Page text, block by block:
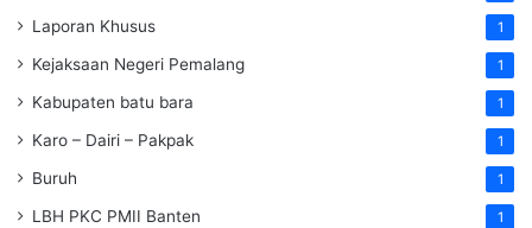
Laporan Khusus 1
Kejaksaan Negeri Pemalang 1
Kabupaten batu bara 1
Karo – Dairi – Pakpak 1
Buruh 1
LBH PKC PMII Banten 1